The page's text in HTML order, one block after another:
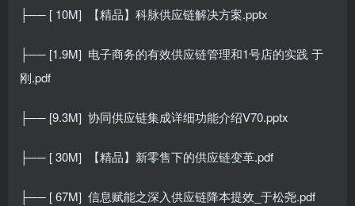
├── [ 10M] 【精品】科脉供应链解决方案.pptx
├── [1.9M] 电子商务的有效供应链管理和1号店的实践 于
刚.pdf
├── [9.3M] 协同供应链集成详细功能介绍V70.pptx
├── [ 30M] 【精品】新零售下的供应链变革.pdf
├── [ 67M] 信息赋能之深入供应链降本提效_于松尧.pdf